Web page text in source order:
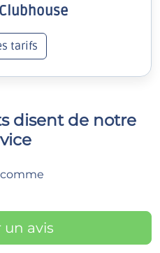
tarifs
disent de notre
un avis